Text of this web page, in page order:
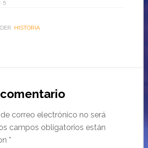
5
HISTORIA
correo electrónico no será
campos obligatorios están
*